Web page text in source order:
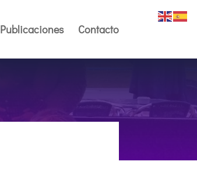
Publicaciones Contacto